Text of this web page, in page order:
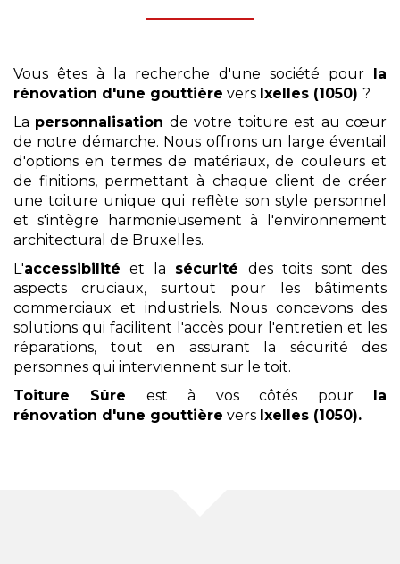
Vous êtes à la recherche d'une société pour la
rénovation d'une gouttière vers Ixelles (1050) ?
La personnalisation de votre toiture est au cœur
de notre démarche. Nous offrons un large éventail
d'options en termes de matériaux, de couleurs et
de finitions, permettant à chaque client de créer
une toiture unique qui reflète son style personnel
et s'intègre harmonieusement à l'environnement
architectural de Bruxelles.
L'accessibilité et la sécurité des toits sont des
aspects cruciaux, surtout pour les bâtiments
commerciaux et industriels. Nous concevons des
solutions qui facilitent l'accès pour l'entretien et les
réparations, tout en assurant la sécurité des
personnes qui interviennent sur le toit.
Toiture Sûre est à vos côtés pour la
rénovation d'une gouttière vers Ixelles (1050).